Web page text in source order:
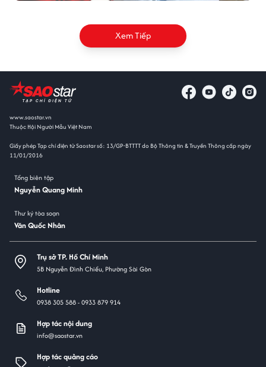
Xem Tiếp
www.saostar.vn
Thuộc Hội Người Mẫu Việt Nam
Giấy phép Tạp chí điện tử Saostar số: 13/GP-BTTTT do Bộ Thông tin & Truyền Thông cấp ngày
11/01/2016
Tổng biên tập
Nguyễn Quang Minh
Thư ký tòa soạn
Văn Quốc Nhân
Trụ sở TP. Hồ Chí Minh
5B Nguyễn Đình Chiểu, Phường Sài Gòn
Hotline
0938 305 588 -0933 879 914
Hợp tác nội dung
info@saostar.vn
Hợp tác quảng cáo